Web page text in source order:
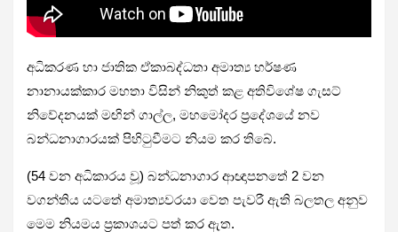
අධිකරණ හා ජාතික ඒකාබද්ධතා අමාත්‍ය හර්ෂණ
නානායක්කාර මහතා විසින් නිකුත් කළ අතිවිශේෂ ගැසට්
නිවේදනයක් මඟින් ගාල්ල, මහමෝදර ප්‍රදේශයේ නව
බන්ධනාගාරයක් පිහිටුවීමට නියම කර තිබේ.
(54 වන අධිකාරය වූ) බන්ධනාගාර ආඥාපනතේ 2 වන
වගන්තිය යටතේ අමාත්‍යවරයා වෙත පැවරී ඇති බලතල අනුව
මෙම නියමය ප්‍රකාශයට පත් කර ඇත.